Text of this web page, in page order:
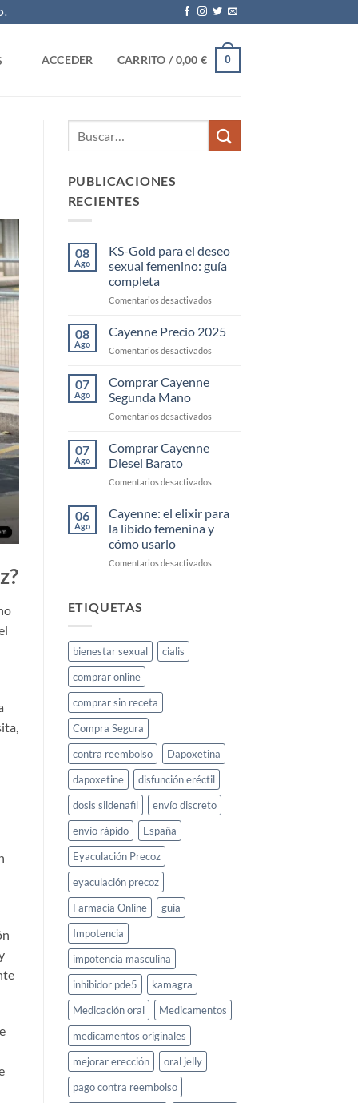
ACCEDER CARRITO /0,00€ 0
PUBLICACIONES
RECIENTES
08
Ago
KS-Gold para el deseo
sexual femenino: guía
completa
Comentarios desactivadosen
Gold
para
el
completa
08
Ago
Cayenne Precio 2025
Comentarios desactivadosen
07
Ago
Comprar Cayenne
Segunda Mano
Comentarios desactivadosen
07
Ago
Comprar Cayenne
Diesel Barato
Comentarios desactivadosen
Diesel
Barato
06
Ago
Cayenne: el elixir para
la libido femenina y
cómo usarlo
Comentarios desactivadosen
ETIQUETAS
bienestar sexual
cialis
comprar online
comprar sin receta
Compra Segura
contra reembolso
Dapoxetina
dapoxetine
disfunción eréctil
dosis sildenafil
envío discreto
envío rápido
España
Eyaculación Precoz
eyaculación precoz
Farmacia Online
guia
Impotencia
impotencia masculina
inhibidor pde5
kamagra
Medicación oral
Medicamentos
medicamentos originales
mejorar erección
oral jelly
pago contra reembolso